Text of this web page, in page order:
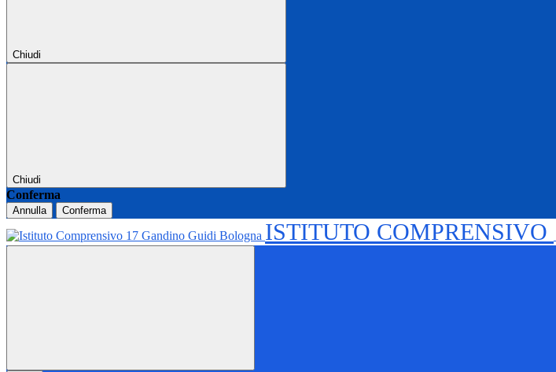
Chiudi
Chiudi
Conferma
Annulla Conferma
ISTITUTO COMPRENSIVO